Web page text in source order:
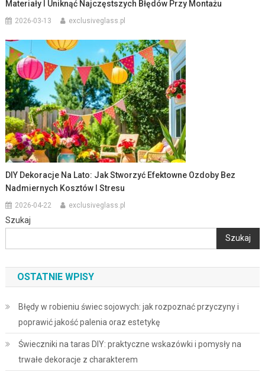
Materiały I Uniknąć Najczęstszych Błędów Przy Montażu
2026-03-13 exclusiveglass.pl
DIY Dekoracje Na Lato: Jak Stworzyć Efektowne Ozdoby Bez
Nadmiernych Kosztów I Stresu
2026-04-22 exclusiveglass.pl
Szukaj
Szukaj
OSTATNIE WPISY
Błędy w robieniu świec sojowych: jak rozpoznać przyczyny i
poprawić jakość palenia oraz estetykę
Świeczniki na taras DIY: praktyczne wskazówki i pomysły na
trwałe dekoracje z charakterem